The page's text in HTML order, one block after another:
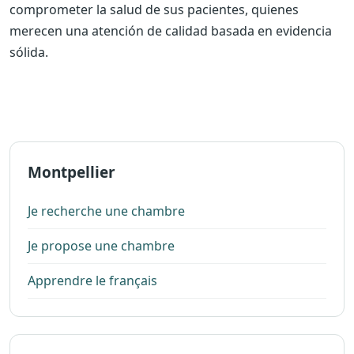
comprometer la salud de sus pacientes, quienes
merecen una atención de calidad basada en evidencia
sólida.
Montpellier
Je recherche une chambre
Je propose une chambre
Apprendre le français